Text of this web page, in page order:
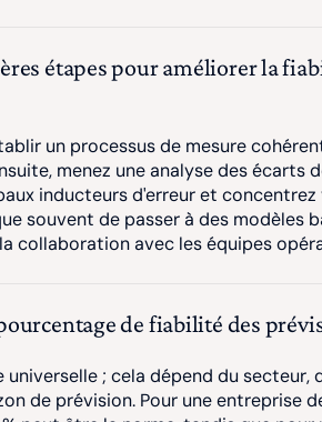
étapes pour améliorer la
un processus de mesure
menez une analyse des écarts
inducteurs d'erreur et
souvent de passer à des modèles
collaboration avec les équipes
de fiabilité des
universelle ; cela dépend du secteur,
de prévision. Pour une entreprise